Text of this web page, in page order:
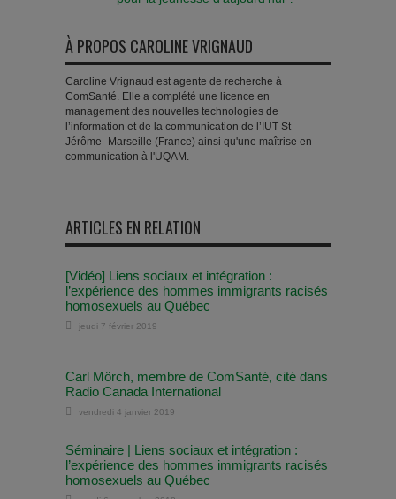
À PROPOS CAROLINE VRIGNAUD
Caroline Vrignaud est agente de recherche à
ComSanté. Elle a complété une licence en
management des nouvelles technologies de
l’information et de la communication de l’IUT St-
Jérôme–Marseille (France) ainsi qu'une maîtrise en
communication à l'UQAM.
ARTICLES EN RELATION
[Vidéo] Liens sociaux et intégration :
l’expérience des hommes immigrants racisés
homosexuels au Québec
jeudi 7 février 2019
Carl Mörch, membre de ComSanté, cité dans
Radio Canada International
vendredi 4 janvier 2019
Séminaire | Liens sociaux et intégration :
l’expérience des hommes immigrants racisés
homosexuels au Québec